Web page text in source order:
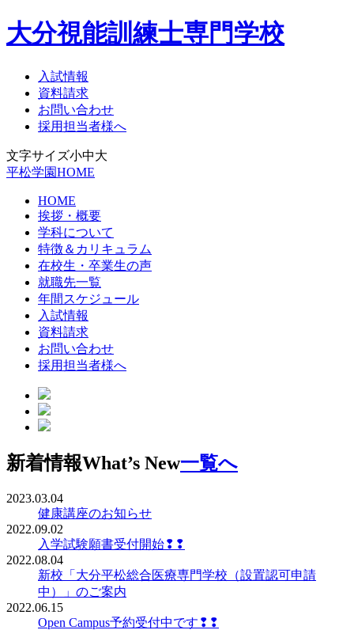
大分視能訓練士専門学校
入試情報
資料請求
お問い合わせ
採用担当者様へ
文字サイズ小中大
平松学園HOME
HOME
挨拶・概要
学科について
特徴＆カリキュラム
在校生・卒業生の声
就職先一覧
年間スケジュール
入試情報
資料請求
お問い合わせ
採用担当者様へ
新着情報What’s New一覧へ
2023.03.04
健康講座のお知らせ
2022.09.02
入学試験願書受付開始❢❢
2022.08.04
新校「大分平松総合医療専門学校（設置認可申請
中）」のご案内
2022.06.15
Open Campus予約受付中です❢❢